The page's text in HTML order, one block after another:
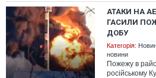
АТАКИ НА
ГАСИЛИ
ДОБУ
Категорія:
новини
Пожежу в
російському